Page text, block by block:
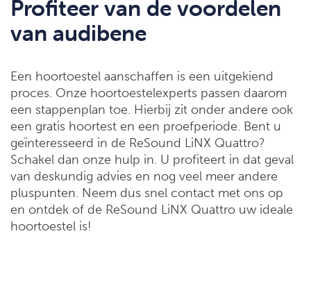
Profiteer van de voordelen
van audibene
Een hoortoestel aanschaffen is een uitgekiend
proces. Onze hoortoestelexperts passen daarom
een stappenplan toe. Hierbij zit onder andere ook
een gratis hoortest en een proefperiode. Bent u
geïnteresseerd in de ReSound LiNX Quattro?
Schakel dan onze hulp in. U profiteert in dat geval
van deskundig advies en nog veel meer andere
pluspunten. Neem dus snel contact met ons op
en ontdek of de ReSound LiNX Quattro uw ideale
hoortoestel is!